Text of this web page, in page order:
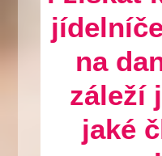
na
záleží
jaké